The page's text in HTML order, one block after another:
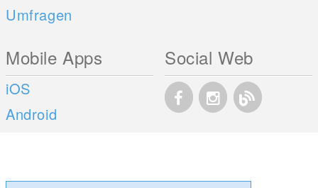
Umfragen
Mobile Apps
iOS
Android
Social Web